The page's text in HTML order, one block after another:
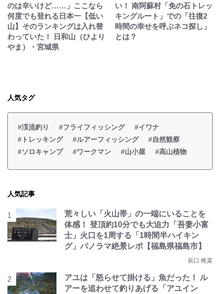
のは辛いけど……」ここなら
何度でも登れる日本一【低い
山】そのランキングは入れ替
わっていた！ 日和山（ひより
やま）・宮城県
い！ 南阿蘇村「免の石トレッ
キングルート」での「往復2
時間の幸せを呼ぶネコ探し」
とは？
人気タグ
#渓流釣り #フライフィッシング
#イワナ
#トレッキング
#ルアーフィッシング
#自然観察
#ソロキャンプ
#ワークマン #山小屋 #高山植物
人気記事
荒々しい「火山帯」の一端にいることを
体感！ 登頂約10分でも大迫力「吾妻小富
士」火口を1周する「1時間半ハイキン
グ」パノラマ絶景レポ【福島県福島市】
辰口 稚菜
アユは「怒らせて掛ける」魚だった！ ル
アーを追わせて釣りあげる「アユイン